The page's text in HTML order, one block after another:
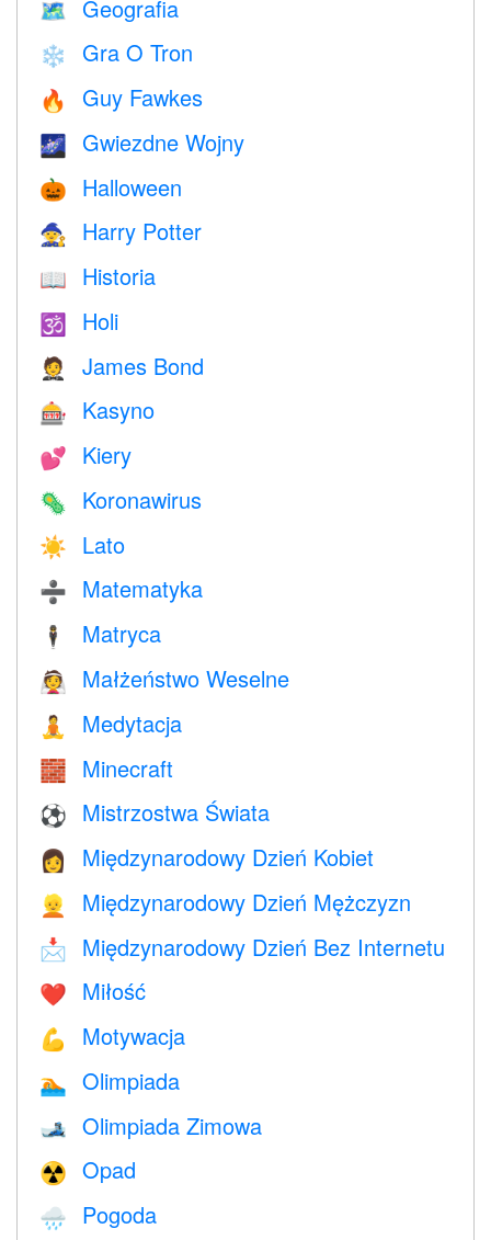
🗺 Geografia
❄️ Gra O Tron
🔥 Guy Fawkes
🌌 Gwiezdne Wojny
🎃 Halloween
🧙 Harry Potter
📖 Historia
🕉 Holi
🤵 James Bond
🎰 Kasyno
💕 Kiery
🦠 Koronawirus
☀️ Lato
➗ Matematyka
🕴️ Matryca
👰 Małżeństwo Weselne
🧘 Medytacja
🧱 Minecraft
⚽ Mistrzostwa Świata
👩 Międzynarodowy Dzień Kobiet
👱 Międzynarodowy Dzień Mężczyzn
📩 Międzynarodowy Dzień Bez Internetu
❤️️ Miłość
💪 Motywacja
🏊 Olimpiada
🎿 Olimpiada Zimowa
☢️ Opad
🌧 Pogoda